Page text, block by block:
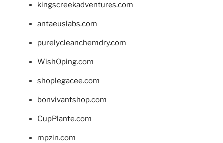
kingscreekadventures.com
antaeuslabs.com
purelycleanchemdry.com
WishOping.com
shoplegacee.com
bonvivantshop.com
CupPlante.com
mpzin.com